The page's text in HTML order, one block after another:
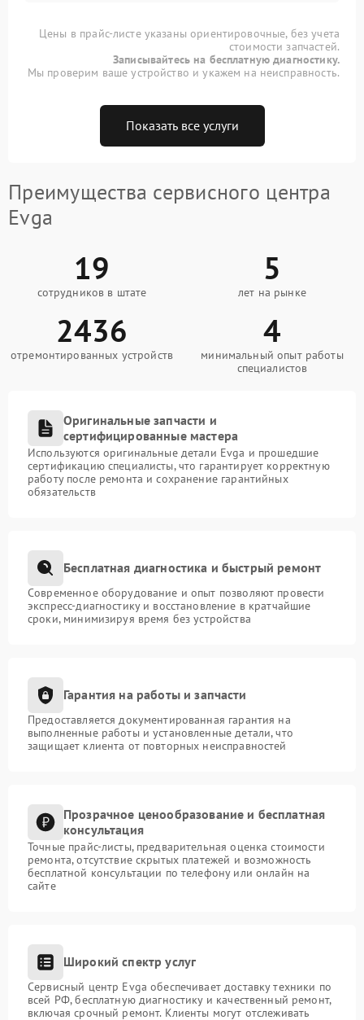
Цены в прайс-листе указаны ориентировочные, без учета
стоимости запчастей.
Записывайтесь на бесплатную диагностику.
Мы проверим ваше устройство и укажем на неисправность.
Показать все услуги
Преимущества сервисного центра
Evga
19
сотрудников в штате
5
лет на рынке
2436
отремонтированных устройств
4
минимальный опыт работы
специалистов
Оригинальные запчасти и
сертифицированные мастера
Используются оригинальные детали Evga и прошедшие
сертификацию специалисты, что гарантирует корректную
работу после ремонта и сохранение гарантийных
обязательств
Бесплатная диагностика и быстрый ремонт
Современное оборудование и опыт позволяют провести
экспресс-диагностику и восстановление в кратчайшие
сроки, минимизируя время без устройства
Гарантия на работы и запчасти
Предоставляется документированная гарантия на
выполненные работы и установленные детали, что
защищает клиента от повторных неисправностей
Прозрачное ценообразование и бесплатная
консультация
Точные прайс-листы, предварительная оценка стоимости
ремонта, отсутствие скрытых платежей и возможность
бесплатной консультации по телефону или онлайн на
сайте
Широкий спектр услуг
Сервисный центр Evga обеспечивает доставку техники по
всей РФ, бесплатную диагностику и качественный ремонт,
включая срочный ремонт. Клиенты могут отслеживать